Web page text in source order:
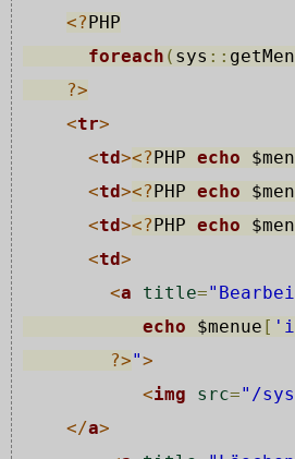
<?PHP
foreach ( sys ::
?>
<tr>
<td><?PHP echo
<td><?PHP echo
<td><?PHP echo
<td>
<a title=
echo
$menue [
?>">
<img src="/
</a>